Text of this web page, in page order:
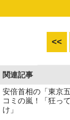
<<
関連記事
安倍首相の「東京
コミの嵐！「狂っ
け」